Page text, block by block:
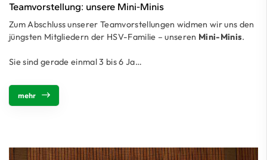
Teamvorstellung: unsere Mini-Minis
Zum Abschluss unserer Teamvorstellungen widmen wir uns den
jüngsten Mitgliedern der HSV-Familie – unseren Mini-Minis.
Sie sind gerade einmal 3 bis 6 Ja…
mehr